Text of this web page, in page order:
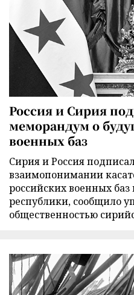
Россия и Сирия
меморандум о
военных баз
Сирия и Россия
взаимопонимании
российских военных
республики, сообщило
общественностью